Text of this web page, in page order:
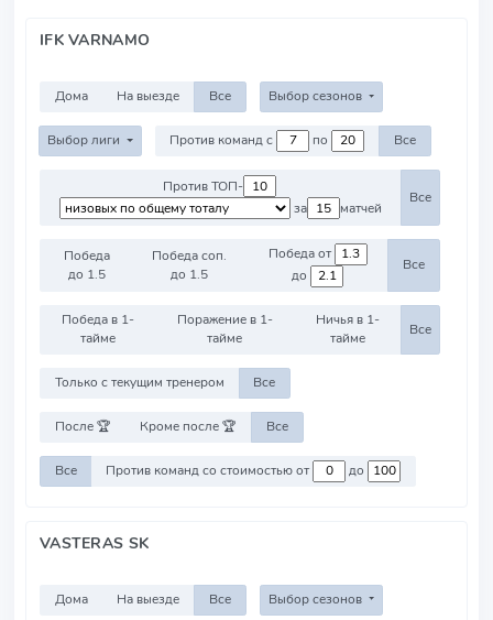
IFK VARNAMO
Дома На выезде Все Выбор сезонов
Выбор лиги Против команд с по Все
Против ТОП-
за
матчей
Все
Победа
до 1.5
Победа соп.
до 1.5
Победа от
до
Все
Победа в 1-
тайме
Поражение в 1-
тайме
Ничья в 1-
тайме
Все
Только с текущим тренером Все
После 🏆 Кроме после 🏆 Все
Все Против команд со стоимостью от до
VASTERAS SK
Дома На выезде Все Выбор сезонов